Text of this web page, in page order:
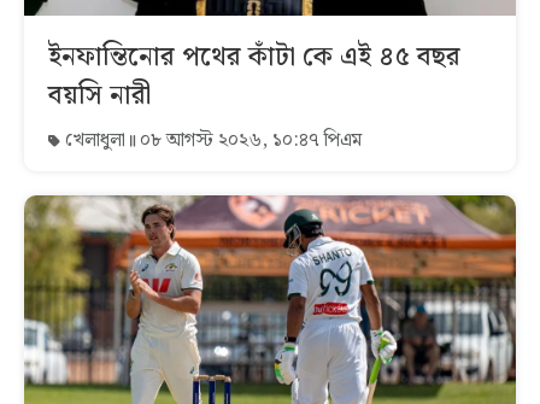
ইনফান্তিনোর পথের কাঁটা কে এই ৪৫ বছর
বয়সি নারী
খেলাধুলা ০৮ আগস্ট ২০২৬, ১০:৪৭ পিএম